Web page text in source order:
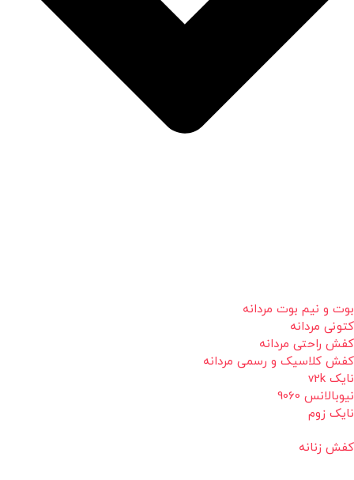
بوت و نیم بوت مردانه
کتونی مردانه
کفش راحتی مردانه
کفش کلاسیک و رسمی مردانه
نایک v2k
نیوبالانس 9060
نایک زوم
کفش زنانه